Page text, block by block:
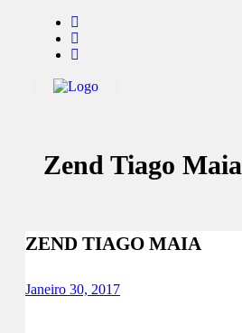
Notícias
Endorsers
Zend Tiago Maia
ZEND TIAGO MAIA
Janeiro 30, 2017